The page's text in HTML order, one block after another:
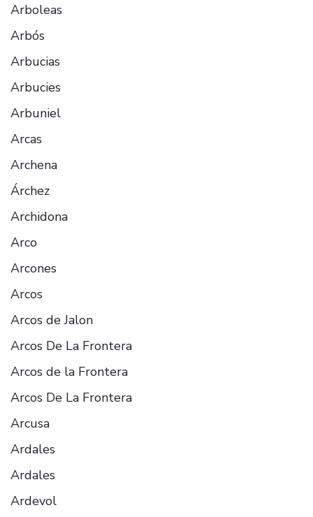
Arboleas
Arbós
Arbucias
Arbucies
Arbuniel
Arcas
Archena
Árchez
Archidona
Arco
Arcones
Arcos
Arcos de Jalon
Arcos De La Frontera
Arcos de la Frontera
Arcos De La Frontera
Arcusa
Ardales
Ardales
Ardevol